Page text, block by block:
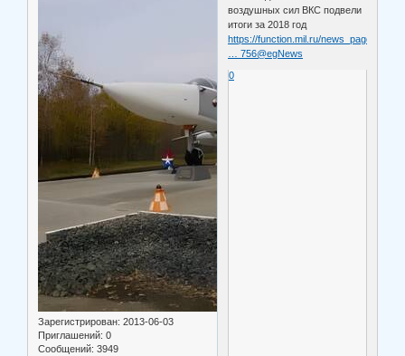
Зарегистрирован: 2013-06-03
Приглашений: 0
Сообщений: 3949
воздушных сил ВКС подвели
итоги за 2018 год
https://function.mil.ru/news_page/count
… 756@egNews
0